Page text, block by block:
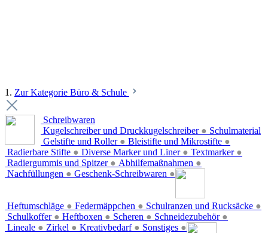
1. Zur Kategorie Büro & Schule
Schreibwaren
Kugelschreiber und Druckkugelschreiber ●
Gelstifte und Roller ● Bleistifte und Mikrostifte ●
Radierbare Stifte ● Diverse Marker und Liner ● Textmarker ●
Radiergummis und Spitzer ● Abhilfemaßnahmen ●
Nachfüllungen ● Geschenk-Schreibwaren ●
Schulmaterial
Heftumschläge ● Federmäppchen ● Schulranzen und Rucksäcke ●
Schulkoffer ● Heftboxen ● Scheren ● Schneidezubehör ●
Lineale ● Zirkel ● Kreativbedarf ● Sonstiges ●